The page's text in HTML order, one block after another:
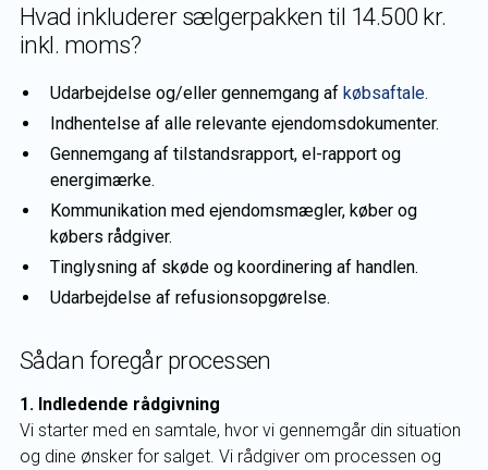
Hvad inkluderer sælgerpakken til 14.500 kr.
inkl. moms?
Udarbejdelse og/eller gennemgang af købsaftale.
Indhentelse af alle relevante ejendomsdokumenter.
Gennemgang af tilstandsrapport, el-rapport og
energimærke.
Kommunikation med ejendomsmægler, køber og
købers rådgiver.
Tinglysning af skøde og koordinering af handlen.
Udarbejdelse af refusionsopgørelse.
Sådan foregår processen
1. Indledende rådgivning
Vi starter med en samtale, hvor vi gennemgår din situation
og dine ønsker for salget. Vi rådgiver om processen og